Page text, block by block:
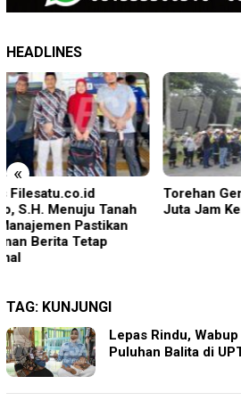
HEADLINES
«
Torehan Gemilang PT BSI: 25
Juta Jam Kerja Bebas LTI
TAG: KUNJUNGI
Lepas Rindu,
Puluhan Balita di